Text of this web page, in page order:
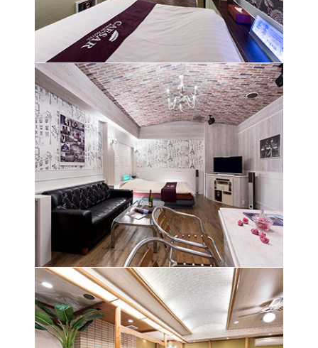
レインフォレストをイメージさせるレンガ調の雰
囲気が楽しい気分にさせてくれる空間